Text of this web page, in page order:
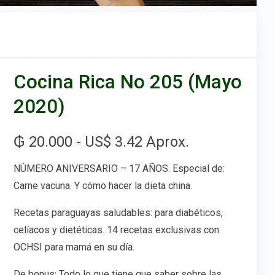
Cocina Rica No 205 (Mayo
2020)
₲ 20.000 - US$ 3.42 Aprox.
NÚMERO ANIVERSARIO – 17 AÑOS. Especial de:
Carne vacuna. Y cómo hacer la dieta china.
Recetas paraguayas saludables: para diabéticos,
celíacos y dietéticas. 14 recetas exclusivas con
OCHSI para mamá en su día.